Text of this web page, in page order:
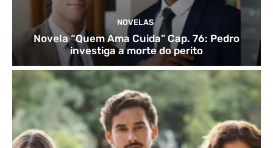
NOVELAS
Novela “Quem Ama Cuida” Cap. 76: Pedro
investiga a morte do perito